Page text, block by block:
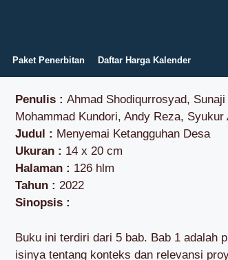
Paket Penerbitan Daftar Harga Kalender
Penulis : Ahmad Shodiqurrosyad,
Mohammad Kundori, Andy Reza, Syukur
Judul : Menyemai Ketangguhan Desa
Ukuran : 14 x 20 cm
Halaman : 126 hlm
Tahun : 2022
Sinopsis :
Buku ini terdiri dari 5 bab. Bab 1 adalah
isinya tentang konteks dan relevansi